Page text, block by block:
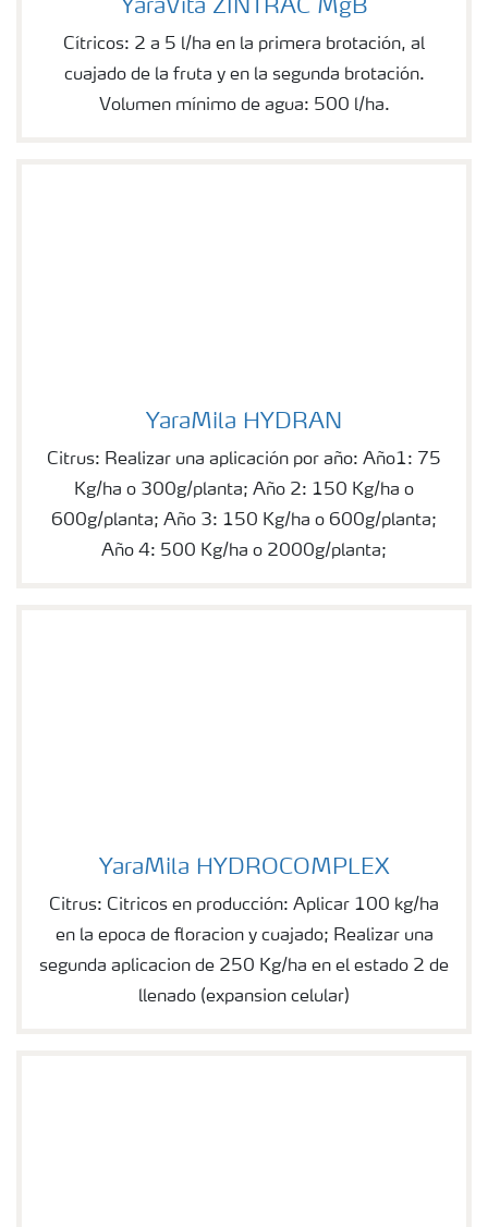
YaraVita ZINTRAC MgB
Cítricos: 2 a 5 l/ha en la primera brotación, al
cuajado de la fruta y en la segunda brotación.
Volumen mínimo de agua: 500 l/ha.
YaraMila HYDRAN
Citrus: Realizar una aplicación por año: Año1: 75
Kg/ha o 300g/planta; Año 2: 150 Kg/ha o
600g/planta; Año 3: 150 Kg/ha o 600g/planta;
Año 4: 500 Kg/ha o 2000g/planta;
YaraMila HYDROCOMPLEX
Citrus: Citricos en producción: Aplicar 100 kg/ha
en la epoca de floracion y cuajado; Realizar una
segunda aplicacion de 250 Kg/ha en el estado 2 de
llenado (expansion celular)